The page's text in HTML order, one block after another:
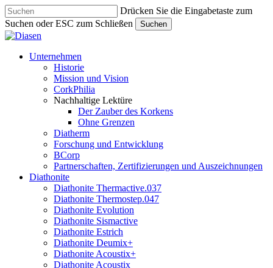
Skip
to
main
content
Drücken Sie die Eingabetaste zum
Suchen oder ESC zum Schließen
Suchen
Close
search
Menu
Unternehmen
Historie
Mission und Vision
CorkPhilia
Nachhaltige Lektüre
Der Zauber des Korkens
Ohne Grenzen
Diatherm
Forschung und Entwicklung
BCorp
Partnerschaften, Zertifizierungen und Auszeichnungen
Diathonite
Diathonite Thermactive.037
Diathonite Thermostep.047
Diathonite Evolution
Diathonite Sismactive
Diathonite Estrich
Diathonite Deumix+
Diathonite Acoustix+
Diathonite Acoustix